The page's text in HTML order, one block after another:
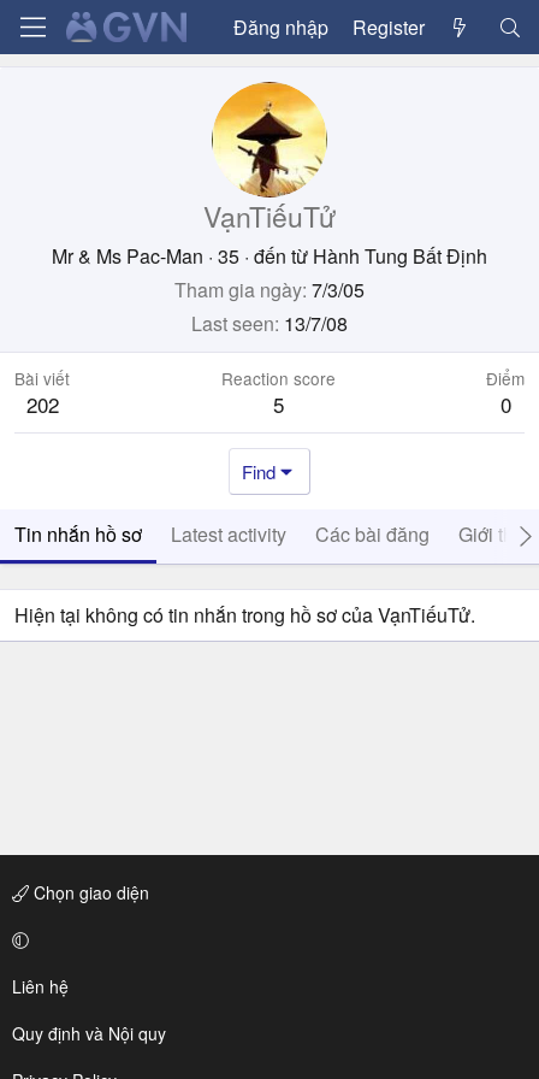
Đăng nhập Register
VạnTiếuTử
Mr & Ms Pac-Man · 35 · đến từ Hành Tung Bất Định
Tham gia ngày 7/3/05
Last seen 13/7/08
Bài viết
202
Reaction score
5
Điểm
0
Find
Tin nhắn hồ sơ Latest activity Các bài đăng Giới thiệu
Hiện tại không có tin nhắn trong hồ sơ của VạnTiếuTử.
Chọn giao diện
Liên hệ
Quy định và Nội quy